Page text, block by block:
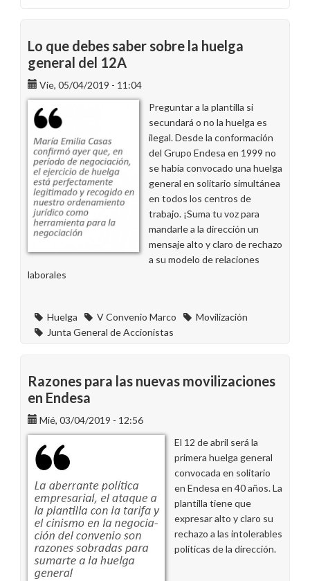
12
de
abril:
Información
MUY
Lo que debes saber sobre la huelga
general del 12A
Vie, 05/04/2019 - 11:04
Preguntar a la plantilla si
secundará o no la huelga es
ilegal. Desde la conformación
del Grupo Endesa en 1999 no
se había convocado una huelga
general en solitario simultánea
en todos los centros de
trabajo. ¡Suma tu voz para
mandarle a la dirección un
mensaje alto y claro de rechazo
a su modelo de relaciones
laborales
Huelga V Convenio Marco
Movilización
Junta General de Accionistas
Razones para las nuevas movilizaciones
en Endesa
Mié, 03/04/2019 - 12:56
El 12 de abril será la
primera huelga general
convocada en solitario
en Endesa en 40 años. La
plantilla tiene que
expresar alto y claro su
rechazo a las intolerables
políticas de la dirección.